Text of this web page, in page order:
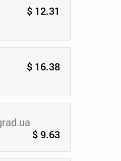
$ 12.31
$ 16.38
$ 9.63